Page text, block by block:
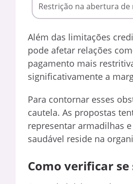
Restrição na abertura de
Além das limitações
pode afetar relações
pagamento mais
significativamente a
Para contornar esses
cautela. As propostas
representar armadilhas
saudável reside na
Como verificar